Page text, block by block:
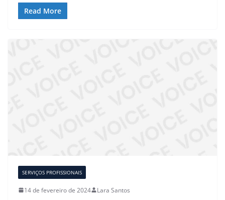
Read More
SERVIÇOS PROFISSIONAIS
14 de fevereiro de 2024 Lara Santos